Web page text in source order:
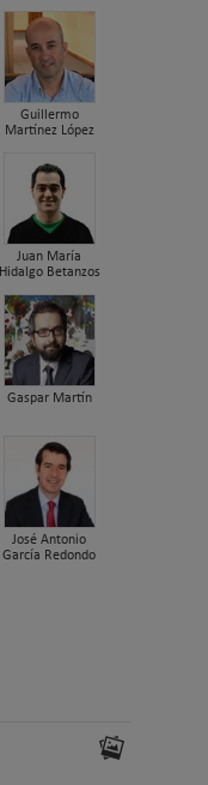
Guillermo
Martínez López
Juan María
Hidalgo Betanzos
Gaspar Martín
José Antonio
García Redondo